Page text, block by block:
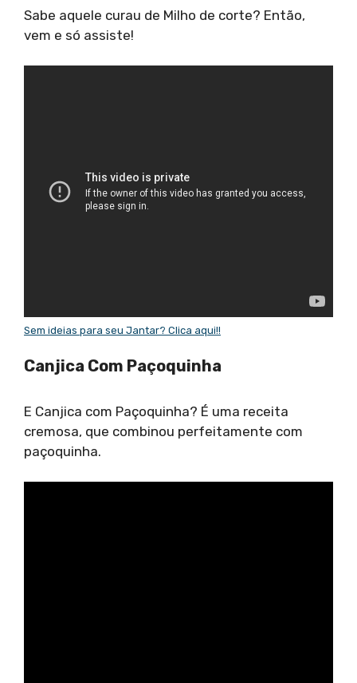
Sabe aquele curau de Milho de corte? Então,
vem e só assiste!
Sem ideias para seu Jantar? Clica aqui!!
Canjica Com Paçoquinha
E Canjica com Paçoquinha? É uma receita
cremosa, que combinou perfeitamente com
paçoquinha.